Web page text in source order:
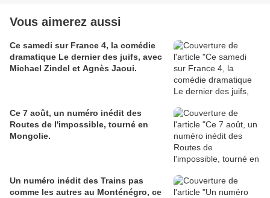
Vous aimerez aussi
Ce samedi sur France 4, la comédie
dramatique Le dernier des juifs, avec
Michael Zindel et Agnès Jaoui.
Ce 7 août, un numéro inédit des
Routes de l'impossible, tourné en
Mongolie.
Un numéro inédit des Trains pas
comme les autres au Monténégro, ce